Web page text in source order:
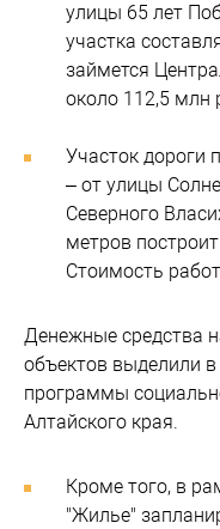
улицы 65 лет
участка
займется
около 112,5 млн
Участок дороги
– от улицы
Северного
метров
Стоимость
Денежные средства
объектов выделили
программы
Алтайского края.
Кроме того, в
"Жилье"